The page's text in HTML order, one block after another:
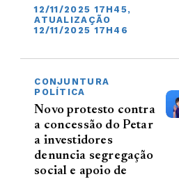
12/11/2025 17H45,
ATUALIZAÇÃO
12/11/2025 17H46
CONJUNTURA
POLÍTICA
Novo protesto contra
a concessão do Petar
a investidores
denuncia segregação
social e apoio de